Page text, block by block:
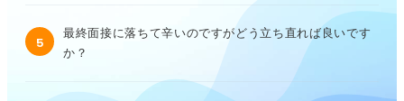
5
最終面接に落ちて辛いのですがどう立ち直れば良いです
か？